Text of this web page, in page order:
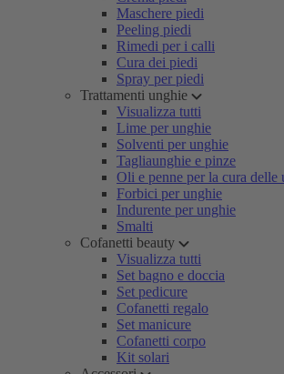
Maschere piedi
Peeling piedi
Rimedi per i calli
Cura dei piedi
Spray per piedi
Trattamenti unghie
Visualizza tutti
Lime per unghie
Solventi per unghie
Tagliaunghie e pinze
Oli e penne per la cura delle
Forbici per unghie
Indurente per unghie
Smalti
Cofanetti beauty
Visualizza tutti
Set bagno e doccia
Set pedicure
Cofanetti regalo
Set manicure
Cofanetti corpo
Kit solari